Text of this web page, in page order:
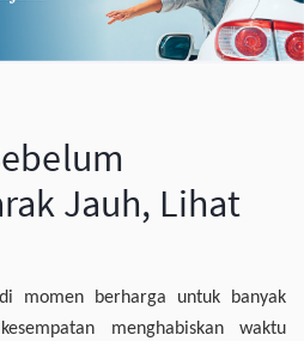
Jauh, Lihat
momen berharga untuk banyak
menghabiskan waktu